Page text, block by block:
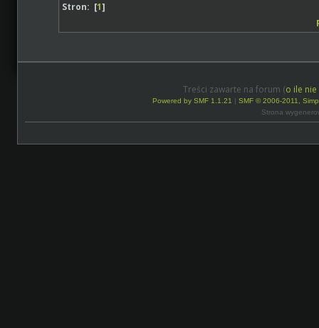
Stron: [1]
Treści zawarte na forum (o ile
Powered by SMF 1.1.21 | SMF © 2006-2011,
Strona